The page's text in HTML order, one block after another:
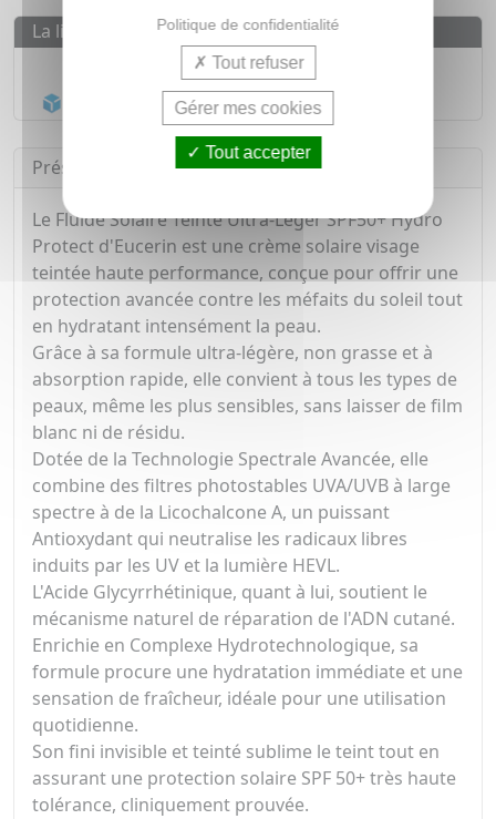
La livraison
Livraison gratuite dès55€
Acheminement Chronopost
Présentation
Le Fluide Solaire Teinté Ultra-Léger SPF50+ Hydro
Protect d'Eucerin est une crème solaire visage
teintée haute performance, conçue pour offrir une
protection avancée contre les méfaits du soleil tout
en hydratant intensément la peau.
Grâce à sa formule ultra-légère, non grasse et à
absorption rapide, elle convient à tous les types de
peaux, même les plus sensibles, sans laisser de film
blanc ni de résidu.
Dotée de la Technologie Spectrale Avancée, elle
combine des filtres photostables UVA/UVB à large
spectre à de la Licochalcone A, un puissant
Antioxydant qui neutralise les radicaux libres
induits par les UV et la lumière HEVL.
L'Acide Glycyrrhétinique, quant à lui, soutient le
mécanisme naturel de réparation de l'ADN cutané.
Enrichie en Complexe Hydrotechnologique, sa
formule procure une hydratation immédiate et une
sensation de fraîcheur, idéale pour une utilisation
quotidienne.
Son fini invisible et teinté sublime le teint tout en
assurant une protection solaire SPF 50+ très haute
tolérance, cliniquement prouvée.
Politique de confidentialité
Tout refuser
Gérer mes cookies
Tout accepter